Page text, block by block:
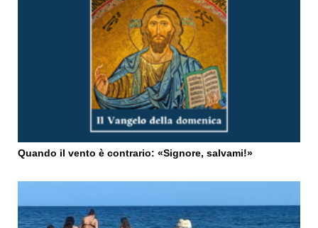
Quando il vento è contrario: «Signore, salvami!»